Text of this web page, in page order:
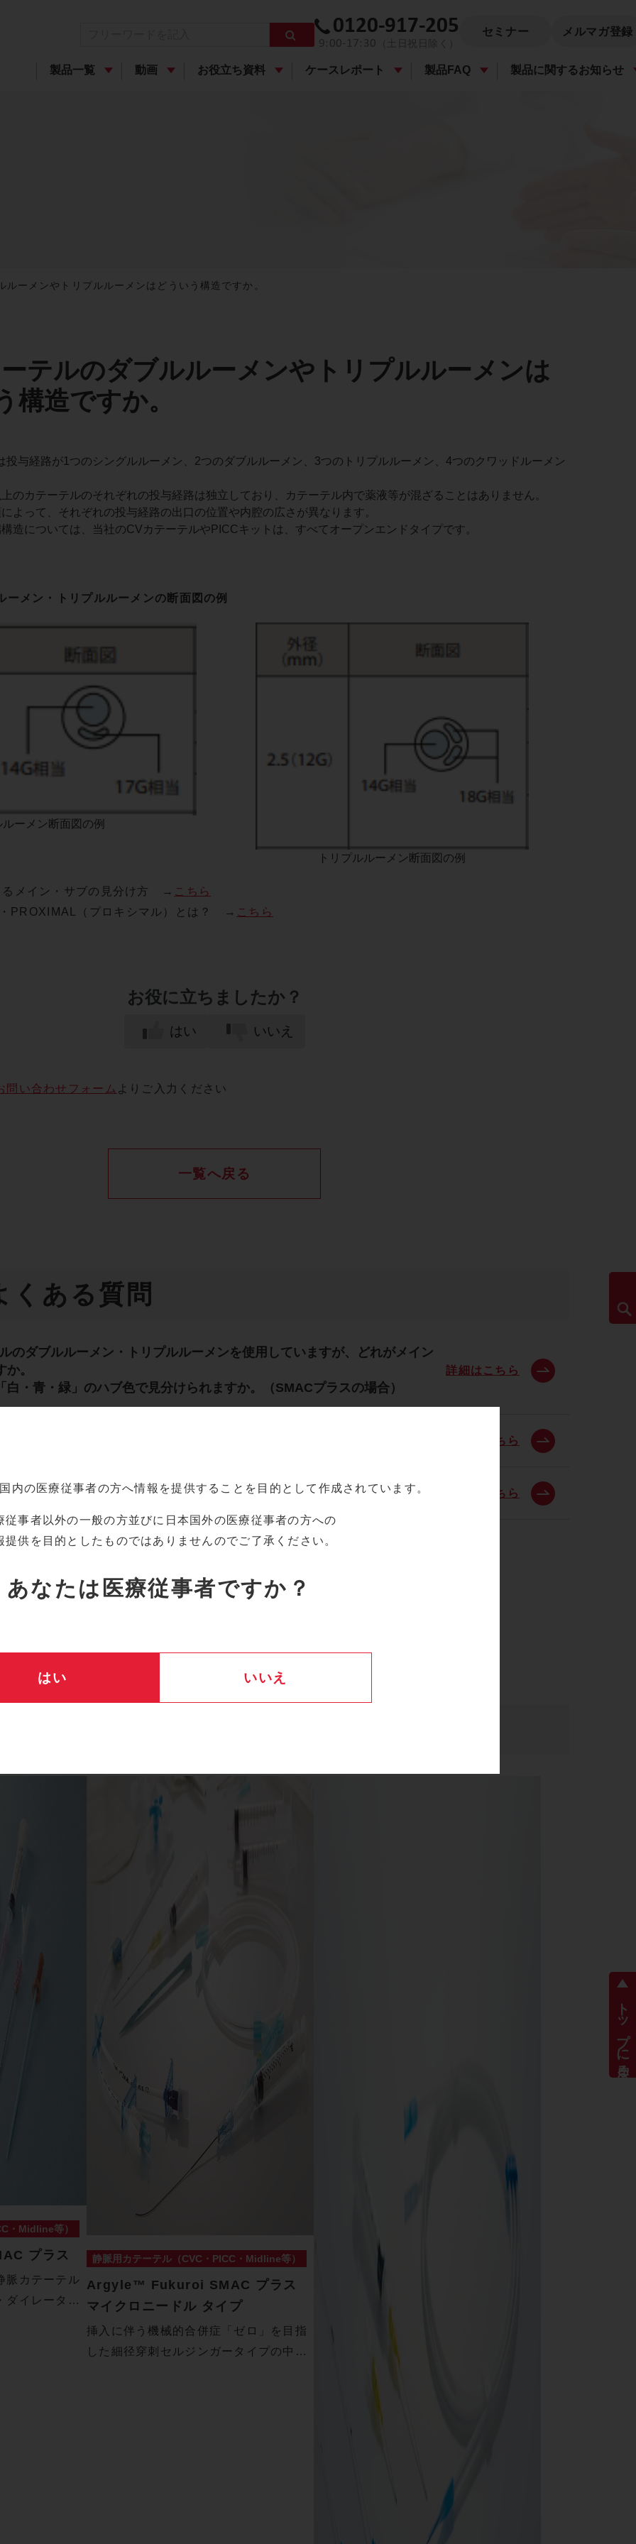
内の医療従事者の方へ情報を提供することを目的として作成されています。
従事者以外の一般の方並びに 日本国外の医療従事者の方への
提供を目的としたものではありませんのでご了承ください。
あなたは 医療従事者ですか？
はい いいえ
トップに戻る
0120-917-205
9:00-17:30
セミナー メルマガ登録
製品一覧 動画 お役立ち資料 ケースレポート 製品FAQ 製品に関するお知らせ
ルーメンやトリプルルーメンはどういう構造ですか。
テルのダブルルーメンやトリプルルーメンは
構造ですか。
投与経路が1つのシングルルーメン、2つのダブルルーメン、3つのトリプルルーメン、4つのクワッドルーメン
のカテーテルのそれぞれの投与経路は独立しており、カテーテル内で薬液等が混ざることはありません。
よって、それぞれの投与経路の出口の位置や内腔の広さが異なります。
造については、当社のCVカテーテルやPICCキットは、すべてオープンエンドタイプです。
メン・トリプルルーメンの断面図の例
ーメン断面図の例
トリプルルーメン断面図の例
るメイン・サブの見分け方 → こちら
PROXIMAL（プロキシマル）とは？ → こちら
お役に立ちましたか？
はい いいえ
問い合わせフォーム よりご入力ください
一覧へ戻る
くある質問
のダブルルーメン・トリプルルーメンを使用していますが、どれがメイン
。
白・青・緑」のハブ色で見分けられますか。（SMACプラスの場合）
詳細はこちら
詳細はこちら
・PICCより造影剤の注入は問題ないでしょうか。 詳細はこちら
一覧へ戻る
・Midline等）
プラス
脈カテーテル
ダイレータ
静脈用カテーテル（CVC・PICC・Midline等）
Argyle™ Fukuroi SMAC プラス
マイクロニードル タイプ
挿入に伴う機械的合併症「ゼロ」を目指
した細径穿刺セルジンガータイプの中心